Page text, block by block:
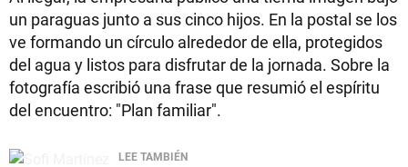
un paraguas junto a sus cinco hijos. En la postal se los
ve formando un círculo alrededor de ella, protegidos
del agua y listos para disfrutar de la jornada. Sobre la
fotografía escribió una frase que resumió el espíritu
del encuentro: "Plan familiar".
LEE TAMBIÉN